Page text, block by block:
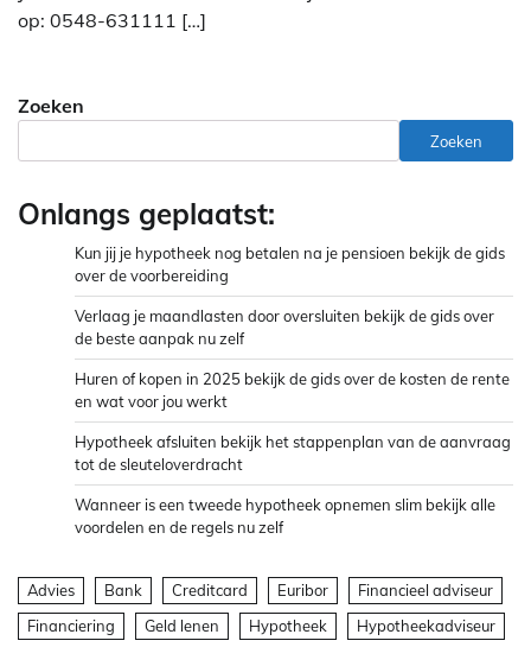
op: 0548-631111 […]
Zoeken
Zoeken
Onlangs geplaatst:
Kun jij je hypotheek nog betalen na je pensioen bekijk de gids
over de voorbereiding
Verlaag je maandlasten door oversluiten bekijk de gids over
de beste aanpak nu zelf
Huren of kopen in 2025 bekijk de gids over de kosten de rente
en wat voor jou werkt
Hypotheek afsluiten bekijk het stappenplan van de aanvraag
tot de sleuteloverdracht
Wanneer is een tweede hypotheek opnemen slim bekijk alle
voordelen en de regels nu zelf
Advies Bank Creditcard Euribor
Financieel adviseur
Financiering
Geld lenen Hypotheek
Hypotheekadviseur